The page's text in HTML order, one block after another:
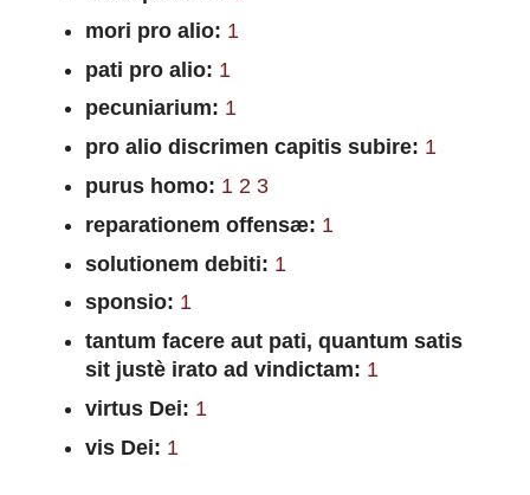
mori pro alio: 1
pati pro alio: 1
pecuniarium: 1
pro alio discrimen capitis subire: 1
purus homo: 1 2 3
reparationem offensæ: 1
solutionem debiti: 1
sponsio: 1
tantum facere aut pati, quantum satis
sit justè irato ad vindictam: 1
virtus Dei: 1
vis Dei: 1